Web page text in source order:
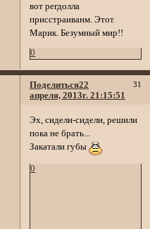
вот регдолла
присстраиванм. Этот
Марик. Безумный мир!!
0
Поделиться 31
22
апреля, 2013г. 21:15:51
Эх, сидели-сидели, решили
пока не брать...
Закатали губы
0